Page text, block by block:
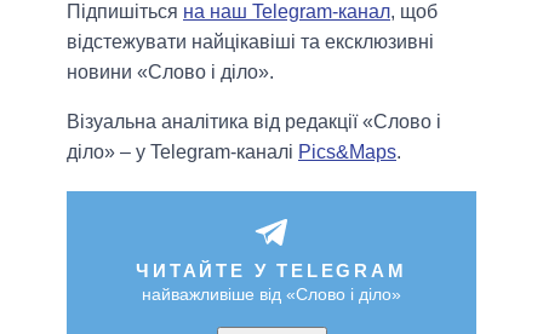
Підпишіться на наш Telegram-канал, щоб
відстежувати найцікавіші та ексклюзивні
новини «Слово і діло».
Візуальна аналітика від редакції «Слово і
діло» – у Telegram-каналі Pics&Maps.
ЧИТАЙТЕ У TELEGRAM
найважливіше від «Слово і діло»